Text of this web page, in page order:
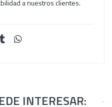
a nuestros clientes.
INTERESAR: